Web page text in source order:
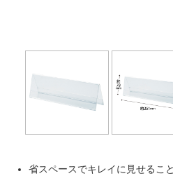
省スペースでキレイに見せるこ